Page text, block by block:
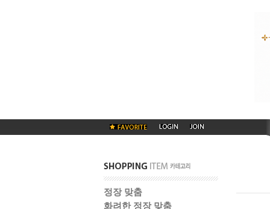
정장 맞춤
화려한 정장 맞춤